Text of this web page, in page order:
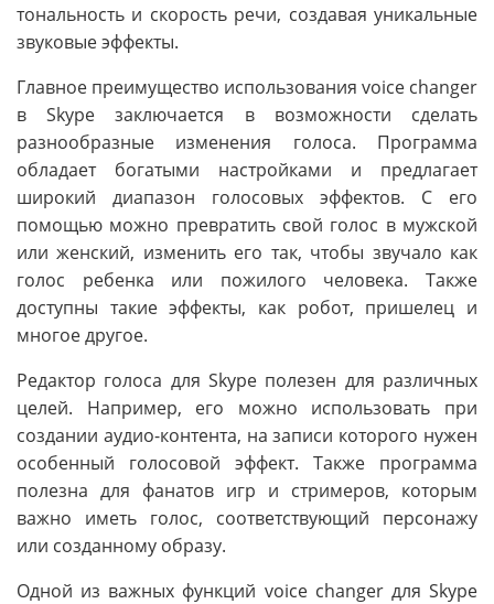
тональность и скорость речи, создавая уникальные
звуковые эффекты.
Главное преимущество использования voice changer
в Skype заключается в возможности сделать
разнообразные изменения голоса. Программа
обладает богатыми настройками и предлагает
широкий диапазон голосовых эффектов. С его
помощью можно превратить свой голос в мужской
или женский, изменить его так, чтобы звучало как
голос ребенка или пожилого человека. Также
доступны такие эффекты, как робот, пришелец и
многое другое.
Редактор голоса для Skype полезен для различных
целей. Например, его можно использовать при
создании аудио-контента, на записи которого нужен
особенный голосовой эффект. Также программа
полезна для фанатов игр и стримеров, которым
важно иметь голос, соответствующий персонажу
или созданному образу.
Одной из важных функций voice changer для Skype